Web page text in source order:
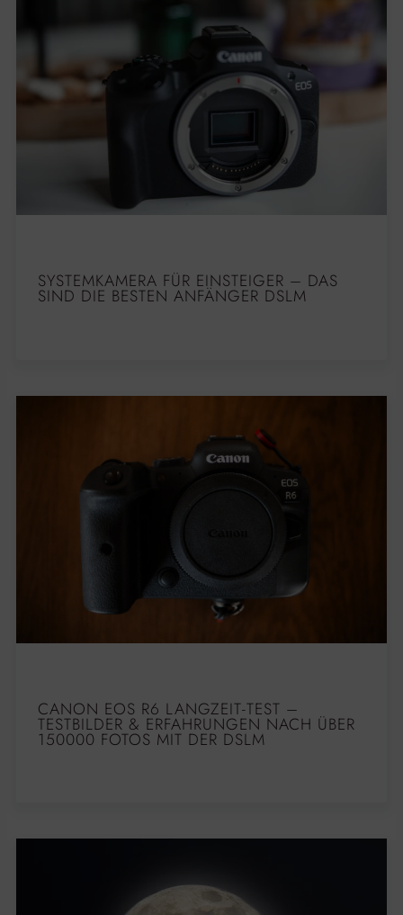
SYSTEMKAMERA FÜR EINSTEIGER – DAS
SIND DIE BESTEN ANFÄNGER DSLM
CANON EOS R6 LANGZEIT-TEST –
TESTBILDER & ERFAHRUNGEN NACH ÜBER
150000 FOTOS MIT DER DSLM